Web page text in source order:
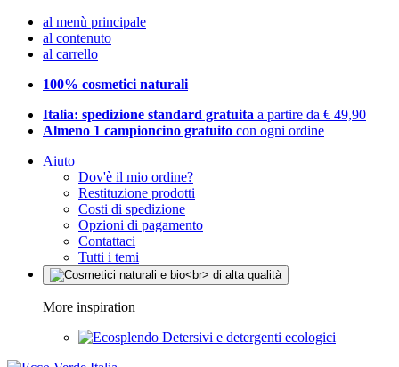
al menù principale
al contenuto
al carrello
100% cosmetici naturali
Italia: spedizione standard gratuita a partire da € 49,90
Almeno 1 campioncino gratuito con ogni ordine
Aiuto
Dov'è il mio ordine?
Restituzione prodotti
Costi di spedizione
Opzioni di pagamento
Contattaci
Tutti i temi
More inspiration
Detersivi e detergenti ecologici